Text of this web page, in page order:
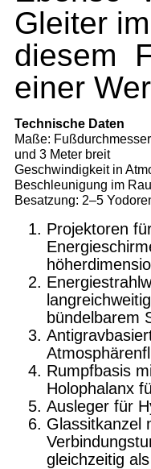
Gleiter
diesem
einer
Technische Daten
Maße:
und 3 Meter breit
Geschwindigkeit in
Beschleunigung im
Besatzung: 2–5
Projektoren
bündelbarem
Rumpfbasis
Holophalanx
Ausleger für
Glassitkanzel
gleichzeitig